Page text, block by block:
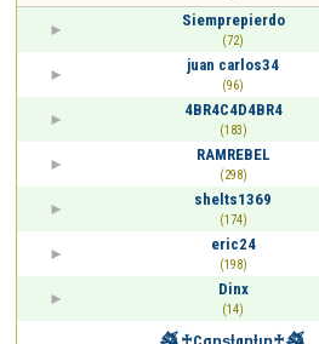
Siemprepierdo
(72)
juan carlos34
(96)
4BR4C4D4BR4
(183)
RAMREBEL
(298)
shelts1369
(174)
eric24
(198)
Dinx
(14)
𒈒♰Cσɳʂƚαɳƚιɳ♰𒈒